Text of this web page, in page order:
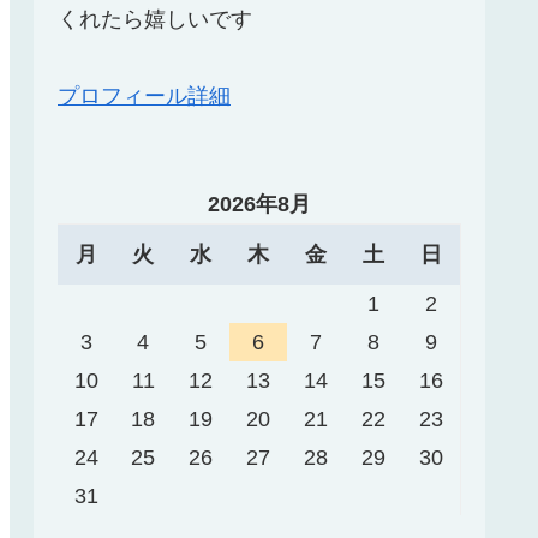
くれたら嬉しいです
プロフィール詳細
2026年8月
月 火 水 木 金 土 日
1
2
3
4 5 6 7 8
9
10
11 12 13 14 15
16
17
18 19 20 21 22
23
24
25 26 27 28 29
30
31